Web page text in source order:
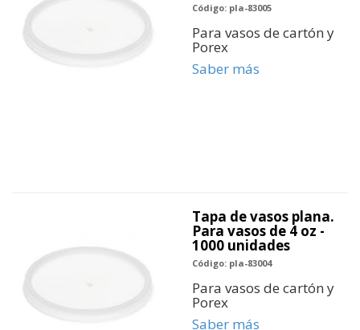
Código: pla-83005
Para vasos de cartón y
Porex
Saber más
Tapa de vasos plana.
Para vasos de 4 oz -
1000 unidades
Código: pla-83004
Para vasos de cartón y
Porex
Saber más